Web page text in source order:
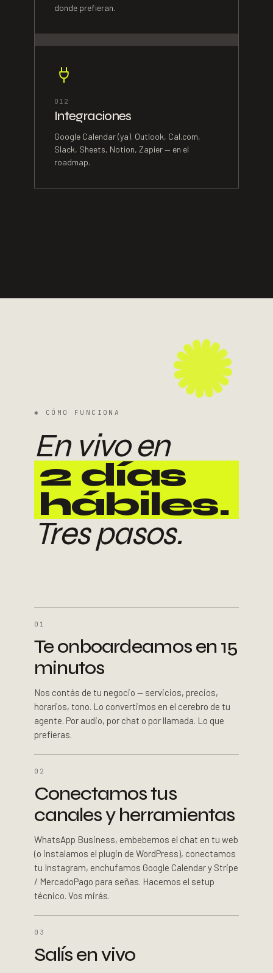
donde prefieran.
0 12
Integraciones
Google Calendar (ya). Outlook, Cal.com,
Slack, Sheets, Notion, Zapier — en el
roadmap.
✱ CÓMO FUNCIONA
En vivo en
2 días
hábiles.
Tres pasos.
01
Te onboardeamos en 15
minutos
Nos contás de tu negocio — servicios, precios,
horarios, tono. Lo convertimos en el cerebro de tu
agente. Por audio, por chat o por llamada. Lo que
prefieras.
02
Conectamos tus
canales y herramientas
WhatsApp Business, embebemos el chat en tu web
(o instalamos el plugin de WordPress), conectamos
tu Instagram, enchufamos Google Calendar y Stripe
/ MercadoPago para señas. Hacemos el setup
técnico. Vos mirás.
03
Salís en vivo